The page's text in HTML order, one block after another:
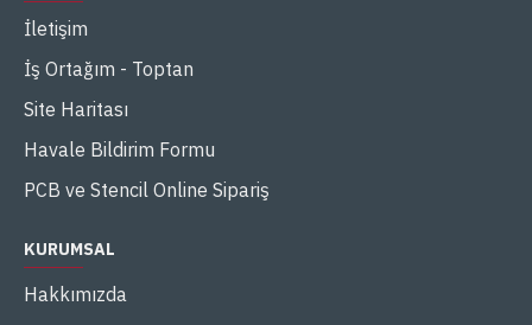
İletişim
İş Ortağım - Toptan
Site Haritası
Havale Bildirim Formu
PCB ve Stencil Online Sipariş
KURUMSAL
Hakkımızda